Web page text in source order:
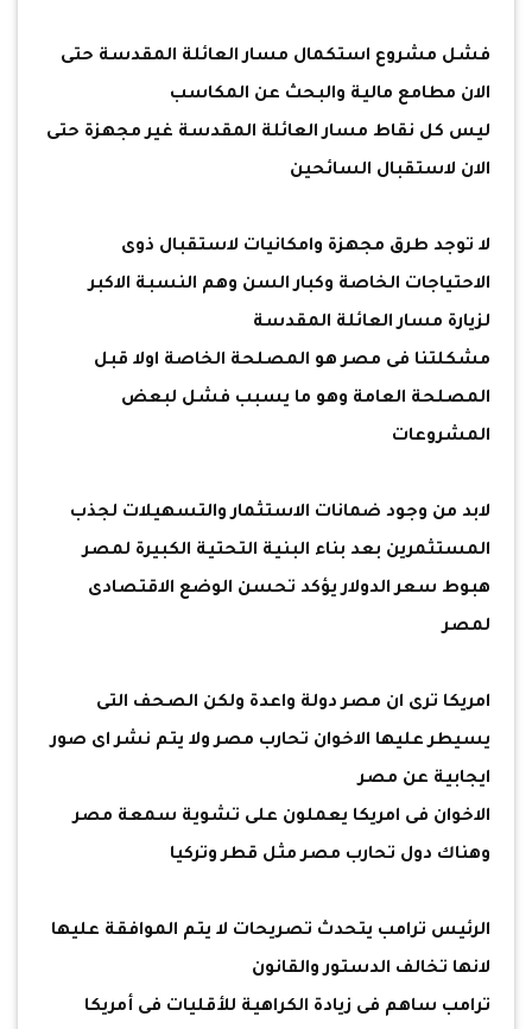
فشل مشروع استكمال مسار العائلة المقدسة حتى
الان مطامع مالية والبحث عن المكاسب
ليس كل نقاط مسار العائلة المقدسة غير مجهزة حتى
الان لاستقبال السائحين
لا توجد طرق مجهزة وامكانيات لاستقبال ذوى
الاحتياجات الخاصة وكبار السن وهم النسبة الاكبر
لزيارة مسار العائلة المقدسة
مشكلتنا فى مصر هو المصلحة الخاصة اولا قبل
المصلحة العامة وهو ما يسبب فشل لبعض
المشروعات
لابد من وجود ضمانات الاستثمار والتسهيلات لجذب
المستثمرين بعد بناء البنية التحتية الكبيرة لمصر
هبوط سعر الدولار يؤكد تحسن الوضع الاقتصادى
لمصر
امريكا ترى ان مصر دولة واعدة ولكن الصحف التى
يسيطر عليها الاخوان تحارب مصر ولا يتم نشر اى صور
ايجابية عن مصر
الاخوان فى امريكا يعملون على تشوية سمعة مصر
وهناك دول تحارب مصر مثل قطر وتركيا
الرئيس ترامب يتحدث تصريحات لا يتم الموافقة عليها
لانها تخالف الدستور والقانون
ترامب ساهم فى زيادة الكراهية للأقليات فى أمريكا